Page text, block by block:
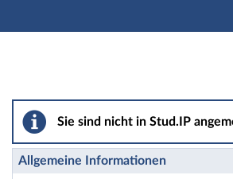
Hauptnavigation
Seminar: 09-52-6-BM19-3
Sie sind nicht in Stud.IP
Allgemeine Informationen